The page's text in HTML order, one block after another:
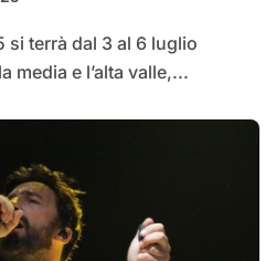
media e l’alta valle,...